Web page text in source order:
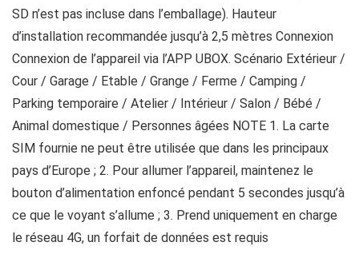
SD n’est pas incluse dans l’emballage). Hauteur
d’installation recommandée jusqu’à 2,5 mètres Connexion
Connexion de l’appareil via l’APP UBOX. Scénario Extérieur /
Cour / Garage / Etable / Grange / Ferme / Camping /
Parking temporaire / Atelier / Intérieur / Salon / Bébé /
Animal domestique / Personnes âgées NOTE 1. La carte
SIM fournie ne peut être utilisée que dans les principaux
pays d’Europe ; 2. Pour allumer l’appareil, maintenez le
bouton d’alimentation enfoncé pendant 5 secondes jusqu’à
ce que le voyant s’allume ; 3. Prend uniquement en charge
le réseau 4G, un forfait de données est requis